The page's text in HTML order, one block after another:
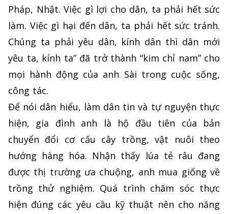
Pháp, Nhật. Việc gì lợi cho dân, ta phải hết sức
làm. Việc gì hại đến dân, ta phải hết sức tránh.
Chúng ta phải yêu dân, kính dân thì dân mới
yêu ta, kính ta” đã trở thành “kim chỉ nam” cho
mọi hành động của anh Sài trong cuộc sống,
công tác.
Để nói dân hiểu, làm dân tin và tự nguyện thực
hiện, gia đình anh là hộ đầu tiên của bản
chuyển đổi cơ cấu cây trồng, vật nuôi theo
hướng hàng hóa. Nhận thấy lúa tẻ râu đang
được thị trường ưa chuộng, anh mua giống về
trồng thử nghiệm. Quá trình chăm sóc thực
hiện đúng các yêu cầu kỹ thuật nên cho năng